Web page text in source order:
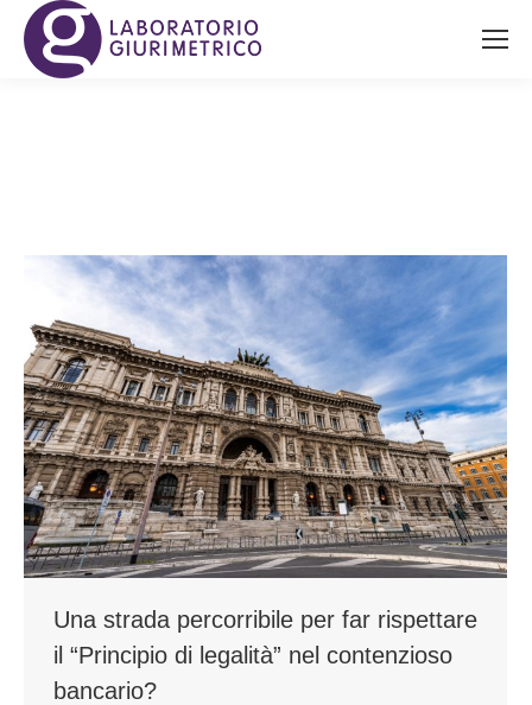
Una strada percorribile per far rispettare
il “Principio di legalità” nel contenzioso
bancario?